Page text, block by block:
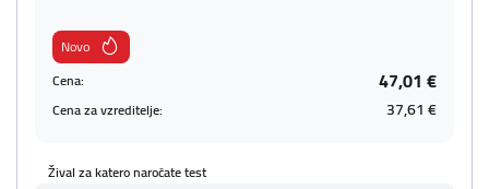
Novo
Cena:
47,01 €
Cena za vzreditelje: 37,61 €
Žival za katero naročate test